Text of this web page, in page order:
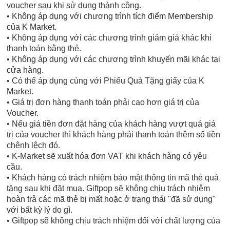
voucher sau khi sử dụng thành công.
• Không áp dụng với chương trình tích điểm Membership
của K Market.
• Không áp dụng với các chương trình giảm giá khác khi
thanh toán bằng thẻ.
• Không áp dụng với các chương trình khuyến mãi khác tại
cửa hàng.
• Có thể áp dụng cùng với Phiếu Quà Tặng giấy của K
Market.
• Giá trị đơn hàng thanh toán phải cao hơn giá trị của
Voucher.
• Nếu giá tiền đơn đặt hàng của khách hàng vượt quá giá
trị của voucher thì khách hàng phải thanh toán thêm số tiền
chênh lệch đó.
• K-Market sẽ xuất hóa đơn VAT khi khách hàng có yêu
cầu.
• Khách hàng có trách nhiệm bảo mật thông tin mã thẻ quà
tặng sau khi đặt mua. Giftpop sẽ không chịu trách nhiệm
hoàn trả các mã thẻ bị mất hoặc ở trạng thái "đã sử dụng"
với bất kỳ lý do gì.
• Giftpop sẽ không chịu trách nhiệm đối với chất lượng của